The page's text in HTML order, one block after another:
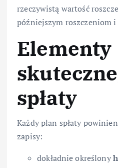
rzeczywistą wartość
późniejszym roszczeniom
Elementy
spłaty
Każdy plan spłaty
zapisy:
dokładnie określony